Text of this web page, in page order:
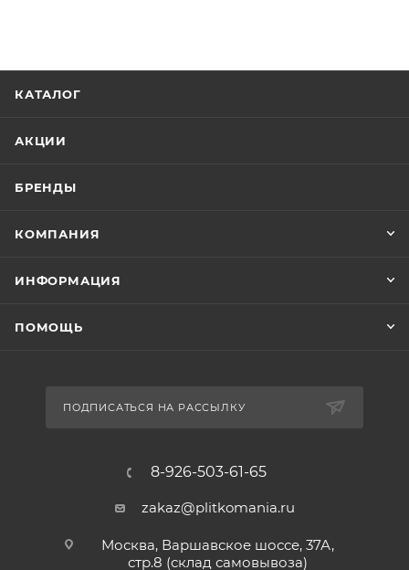
КАТАЛОГ
АКЦИИ
БРЕНДЫ
КОМПАНИЯ
ИНФОРМАЦИЯ
ПОМОЩЬ
ПОДПИСАТЬСЯ НА РАССЫЛКУ
8-926-503-61-65
zakaz@plitkomania.ru
Москва, Варшавское шоссе, 37А,
стр.8 (склад самовывоза)